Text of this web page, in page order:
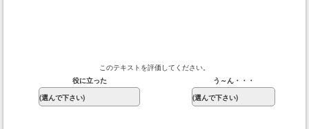
このテキストを評価してください。
役に立った
う～ん・・・